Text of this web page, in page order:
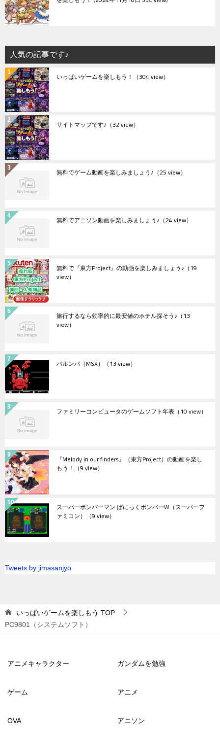
人気の記事です♪
いっぱいゲームを楽しもう！ （304 view）
サイトマップです♪ （32 view）
無料でゲーム動画を楽しみましょう♪ （25 view）
無料でアニソン動画を楽しみましょう♪ （24 view）
無料で『東方Project』の動画を楽しみましょう♪ （19
view）
旅行するなら効率的に最安値のホテル探そう♪ （13
view）
バルンバ（MSX） （13 view）
ファミリーコンピュータのゲームソフト年表 （10 view）
『Melody in our finders』（東方Project）の動画を楽し
もう！ （9 view）
スーパーボンバーマン ぱにっくボンバーW（スーパーフ
ァミコン） （9 view）
Tweets by jimasanjyo
いっぱいゲームを楽しもう TOP
PC9801（システムソフト）
アニメキャラクター ガンダムを勉強
ゲーム アニメ
OVA アニソン